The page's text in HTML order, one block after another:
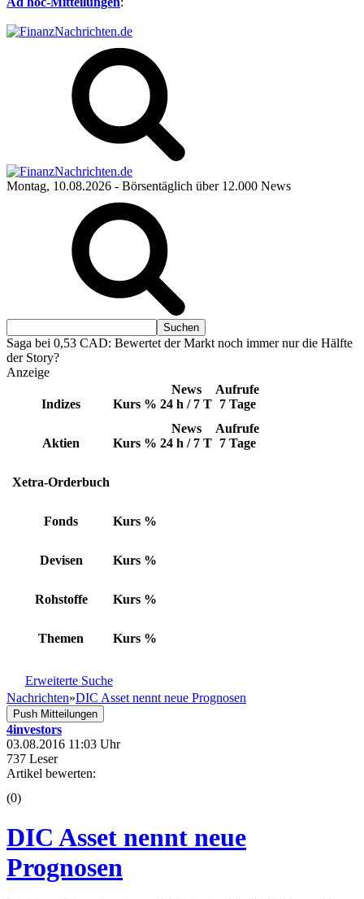
Montag, 10.08.2026 - Börsentäglich über 12.000 News
Saga bei 0,53 CAD: Bewertet der Markt noch immer nur die Hälfte
der Story?
Anzeige
Indizes Kurs %
News
24 h / 7 T
Aufrufe
7 Tage
Aktien Kurs %
News
24 h / 7 T
Aufrufe
7 Tage
Xetra-Orderbuch
Fonds Kurs %
Devisen Kurs %
Rohstoffe Kurs %
Themen Kurs %
Erweiterte Suche
Nachrichten»DIC Asset nennt neue Prognosen
Push Mitteilungen
4investors
03.08.2016 11:03 Uhr
737 Leser
Artikel bewerten:
(0)
DIC Asset nennt neue
Prognosen